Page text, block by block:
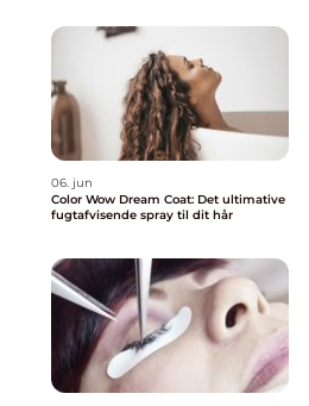
06. jun
Color Wow Dream Coat: Det ultimative
fugtafvisende spray til dit hår